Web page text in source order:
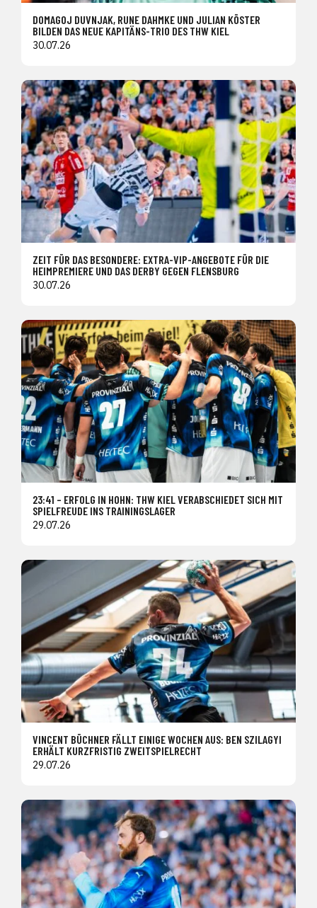
DOMAGOJ DUVNJAK, RUNE DAHMKE UND JULIAN KÖSTER
BILDEN DAS NEUE KAPITÄNS-TRIO DES THW KIEL
30.07.26
ZEIT FÜR DAS BESONDERE: EXTRA-VIP-ANGEBOTE FÜR DIE
HEIMPREMIERE UND DAS DERBY GEGEN FLENSBURG
30.07.26
23:41 – ERFOLG IN HOHN: THW KIEL VERABSCHIEDET SICH MIT
SPIELFREUDE INS TRAININGSLAGER
29.07.26
VINCENT BÜCHNER FÄLLT EINIGE WOCHEN AUS: BEN SZILAGYI
ERHÄLT KURZFRISTIG ZWEITSPIELRECHT
29.07.26